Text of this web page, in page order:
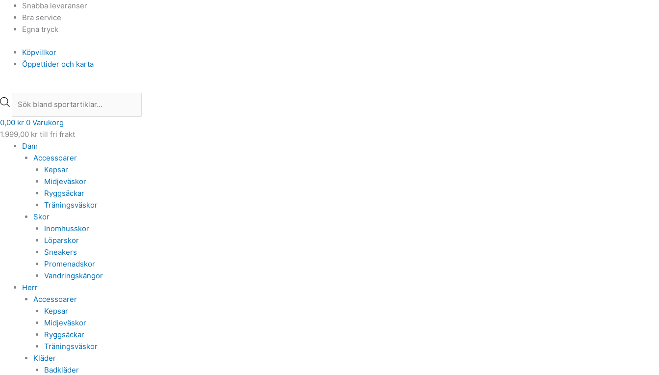
Hoppa
innehåll
Snabba leveranser
Bra service
Egna tryck
Köpvillkor
Öppettider och karta
Products
search
0,00 kr 0 Varukorg
1.999,00 kr till fri frakt
Dam
Accessoarer
Kepsar
Midjeväskor
Ryggsäckar
Träningsväskor
Skor
Inomhusskor
Löparskor
Sneakers
Promenadskor
Vandringskängor
Herr
Accessoarer
Kepsar
Midjeväskor
Ryggsäckar
Träningsväskor
Kläder
Badkläder
Products
search